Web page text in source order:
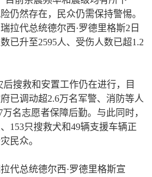
仍然存在，民众仍需保持警惕。
拉代总统德尔西·罗德里格斯2日
已升至2595人、受伤人数已超1.2
后搜救和安置工作仍在进行，目
已调动超2.6万名军警、消防等人
名志愿者保障后勤。与此同时，
153只搜救犬和49辆支援车辆正
民众。
代总统德尔西·罗德里格斯宣